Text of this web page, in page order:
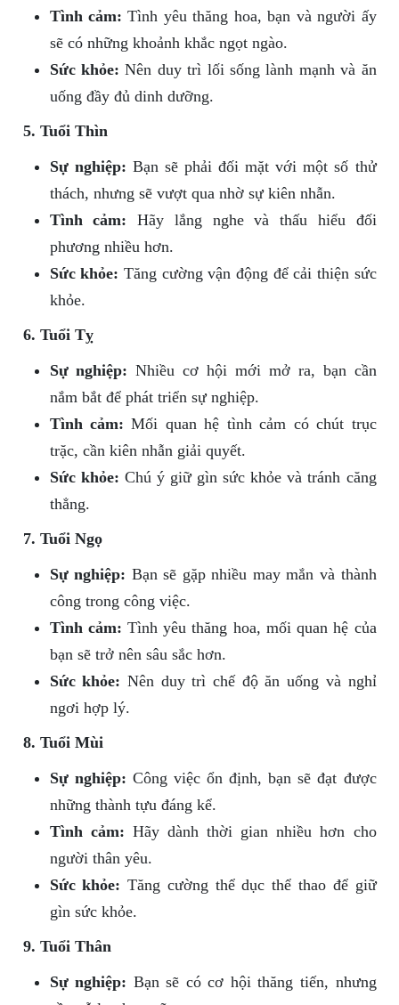
Tình cảm: Tình yêu thăng hoa, bạn và người ấy
sẽ có những khoảnh khắc ngọt ngào.
Sức khỏe: Nên duy trì lối sống lành mạnh và ăn
uống đầy đủ dinh dưỡng.
5. Tuổi Thìn
Sự nghiệp: Bạn sẽ phải đối mặt với một số thử
thách, nhưng sẽ vượt qua nhờ sự kiên nhẫn.
Tình cảm: Hãy lắng nghe và thấu hiểu đối
phương nhiều hơn.
Sức khỏe: Tăng cường vận động để cải thiện sức
khỏe.
6. Tuổi Tỵ
Sự nghiệp: Nhiều cơ hội mới mở ra, bạn cần
nắm bắt để phát triển sự nghiệp.
Tình cảm: Mối quan hệ tình cảm có chút trục
trặc, cần kiên nhẫn giải quyết.
Sức khỏe: Chú ý giữ gìn sức khỏe và tránh căng
thẳng.
7. Tuổi Ngọ
Sự nghiệp: Bạn sẽ gặp nhiều may mắn và thành
công trong công việc.
Tình cảm: Tình yêu thăng hoa, mối quan hệ của
bạn sẽ trở nên sâu sắc hơn.
Sức khỏe: Nên duy trì chế độ ăn uống và nghỉ
ngơi hợp lý.
8. Tuổi Mùi
Sự nghiệp: Công việc ổn định, bạn sẽ đạt được
những thành tựu đáng kể.
Tình cảm: Hãy dành thời gian nhiều hơn cho
người thân yêu.
Sức khỏe: Tăng cường thể dục thể thao để giữ
gìn sức khỏe.
9. Tuổi Thân
Sự nghiệp: Bạn sẽ có cơ hội thăng tiến, nhưng